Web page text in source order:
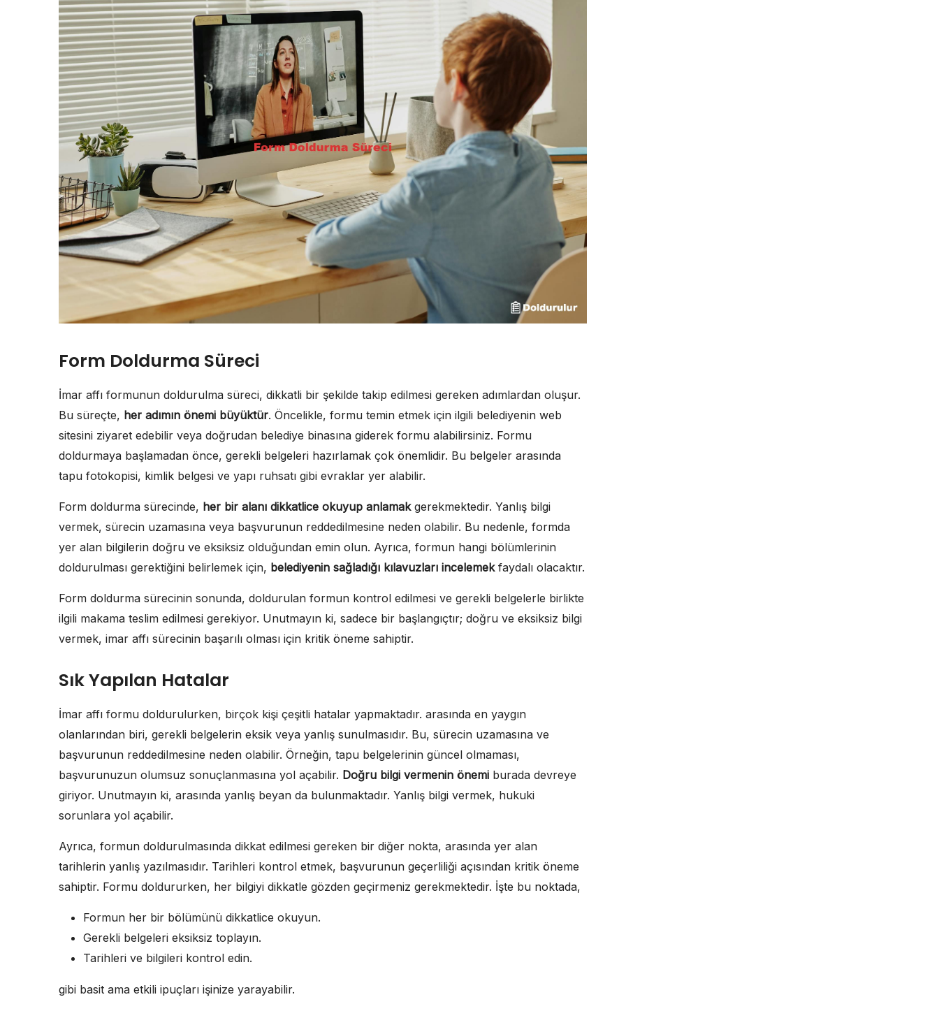
Form Doldurma Süreci
İmar affı formunun doldurulma süreci, dikkatli bir şekilde takip edilmesi gereken adımlardan oluşur.
Bu süreçte, her adımın önemi büyüktür. Öncelikle, formu temin etmek için ilgili belediyenin web
sitesini ziyaret edebilir veya doğrudan belediye binasına giderek formu alabilirsiniz. Formu
doldurmaya başlamadan önce, gerekli belgeleri hazırlamak çok önemlidir. Bu belgeler arasında
tapu fotokopisi, kimlik belgesi ve yapı ruhsatı gibi evraklar yer alabilir.
Form doldurma sürecinde, her bir alanı dikkatlice okuyup anlamakgerekmektedir. Yanlış bilgi
vermek, sürecin uzamasına veya başvurunun reddedilmesine neden olabilir. Bu nedenle, formda
yer alan bilgilerin doğru ve eksiksiz olduğundan emin olun. Ayrıca, formun hangi bölümlerinin
doldurulması gerektiğini belirlemek için, belediyenin sağladığı kılavuzları incelemekfaydalı olacaktır.
Form doldurma sürecinin sonunda, doldurulan formun kontrol edilmesi ve gerekli belgelerle birlikte
ilgili makama teslim edilmesi gerekiyor. Unutmayın ki, sadece bir başlangıçtır; doğru ve eksiksiz bilgi
vermek, imar affı sürecinin başarılı olması için kritik öneme sahiptir.
Sık Yapılan Hatalar
İmar affı formu doldurulurken, birçok kişi çeşitli hatalar yapmaktadır. arasında en yaygın
olanlarından biri, gerekli belgelerin eksik veya yanlış sunulmasıdır. Bu, sürecin uzamasına ve
başvurunun reddedilmesine neden olabilir. Örneğin, tapu belgelerinin güncel olmaması,
başvurunuzun olumsuz sonuçlanmasına yol açabilir. Doğru bilgi vermenin önemi burada devreye
giriyor. Unutmayın ki, arasında yanlış beyan da bulunmaktadır. Yanlış bilgi vermek, hukuki
sorunlara yol açabilir.
Ayrıca, formun doldurulmasında dikkat edilmesi gereken bir diğer nokta, arasında yer alan
tarihlerin yanlış yazılmasıdır. Tarihleri kontrol etmek, başvurunun geçerliliği açısından kritik öneme
sahiptir. Formu doldururken, her bilgiyi dikkatle gözden geçirmeniz gerekmektedir. İşte bu noktada,
Formun her bir bölümünü dikkatlice okuyun.
Gerekli belgeleri eksiksiz toplayın.
Tarihleri ve bilgileri kontrol edin.
gibi basit ama etkili ipuçları işinize yarayabilir.